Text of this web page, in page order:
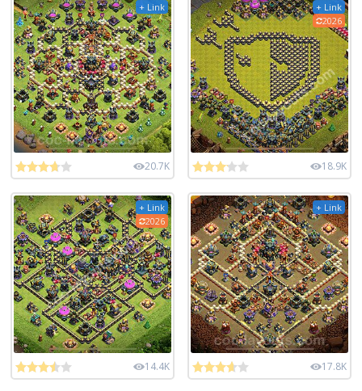
+ Link
20.7K
+ Link
2026
18.9K
+ Link
2026
14.4K
+ Link
17.8K